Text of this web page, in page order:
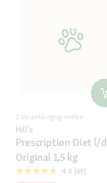
2 Verpakkingsgroottes
Hill's
Prescription Diet l/d
Original 1,5 kg
4.8 (69)